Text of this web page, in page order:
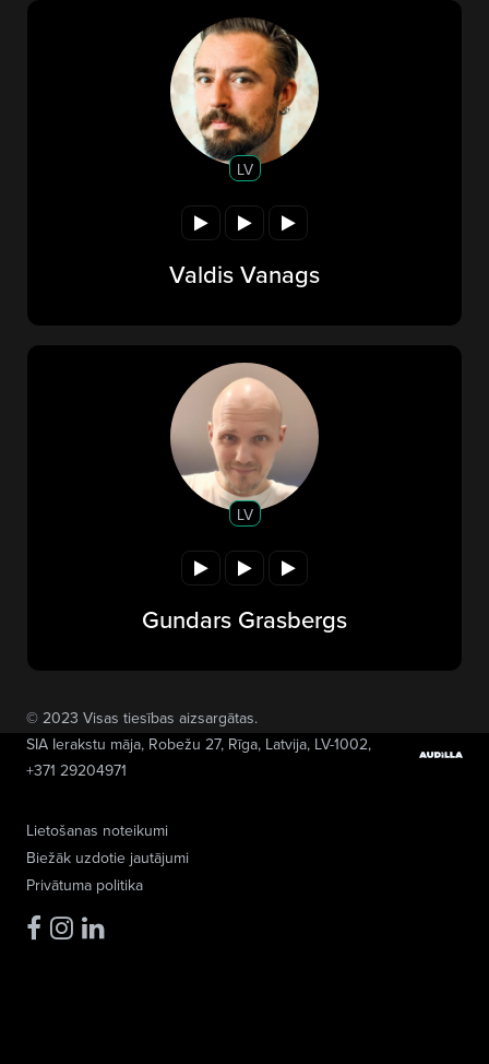
LV
Valdis Vanags
LV
Gundars Grasbergs
Lietošanas noteikumi
Biežāk uzdotie jautājumi
Privātuma politika
© 2023 Visas tiesības aizsargātas.
SIA Ierakstu māja, Robežu 27, Rīga, Latvija, LV-1002,
+371 29204971